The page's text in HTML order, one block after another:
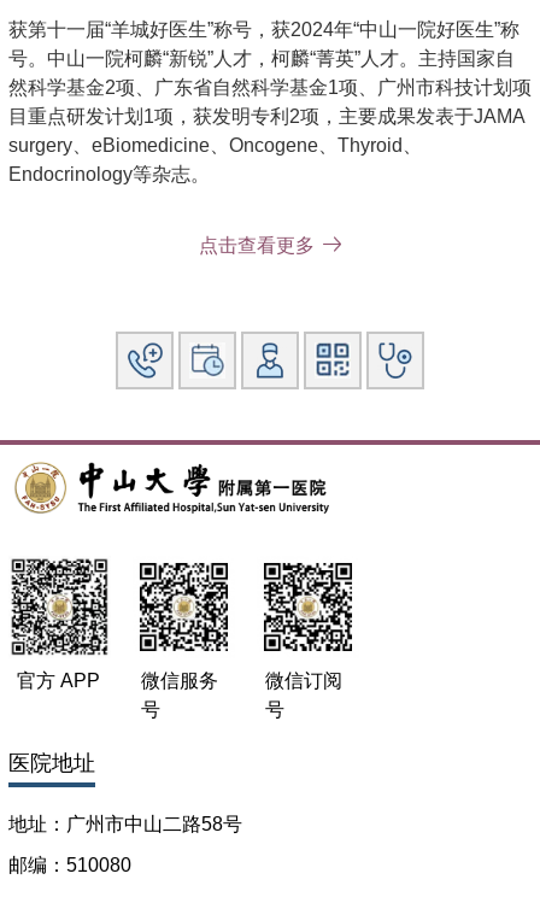
获第十一届“羊城好医生”称号，获2024年“中山一院好医生”称
号。中山一院柯麟“新锐”人才，柯麟“菁英”人才。主持国家自
然科学基金2项、广东省自然科学基金1项、广州市科技计划项
目重点研发计划1项，获发明专利2项，主要成果发表于JAMA
surgery、eBiomedicine、Oncogene、Thyroid、
Endocrinology等杂志。
点击查看更多
官方 APP
微信服务
号
微信订阅
号
医院地址
地址：广州市中山二路58号
邮编：510080